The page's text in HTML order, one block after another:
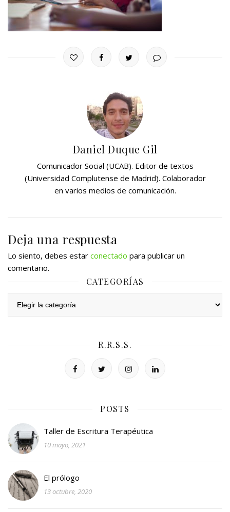
Daniel Duque Gil
Comunicador Social (UCAB). Editor de textos
(Universidad Complutense de Madrid). Colaborador
en varios medios de comunicación.
Deja una respuesta
Lo siento, debes estar conectado para publicar un
comentario.
CATEGORÍAS
R.R.S.S.
POSTS
Taller de Escritura Terapéutica
10 mayo, 2021
El prólogo
13 octubre, 2020